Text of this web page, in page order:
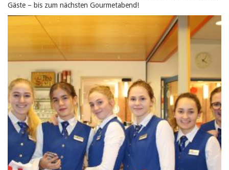
Gäste – bis zum nächsten Gourmetabend!